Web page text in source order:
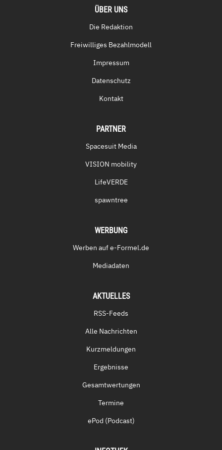
ÜBER UNS
Die Redaktion
Freiwilliges Bezahlmodell
Impressum
Datenschutz
Kontakt
PARTNER
Spacesuit Media
VISION mobility
LifeVERDE
spawntree
WERBUNG
Werben auf e-Formel.de
Mediadaten
AKTUELLES
RSS-Feeds
Alle Nachrichten
Kurzmeldungen
Ergebnisse
Gesamtwertungen
Termine
ePod (Podcast)